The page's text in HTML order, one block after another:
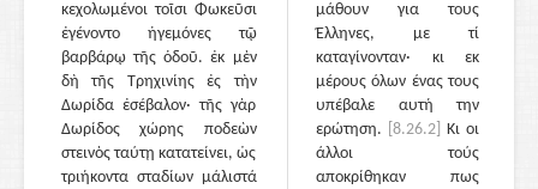
κεχολωμένοι τοῖσι Φωκεῦσι
ἐγένοντο ἡγεμόνες τῷ
βαρβάρῳ τῆς ὁδοῦ. ἐκ μὲν
δὴ τῆς Τρηχινίης ἐς τὴν
Δωρίδα ἐσέβαλον· τῆς γὰρ
Δωρίδος χώρης ποδεὼν
στεινὸς ταύτῃ κατατείνει, ὡς
τριήκοντα σταδίων μάλιστά
μάθουν για τους
Έλληνες, με τί
καταγίνονταν· κι εκ
μέρους όλων ένας τους
υπέβαλε αυτή την
ερώτηση.
[8.26.2] Κι οι
άλλοι τούς
αποκρίθηκαν πως